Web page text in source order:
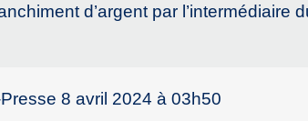
d’argent par l’intermédiaire
8 avril 2024 à 03h50